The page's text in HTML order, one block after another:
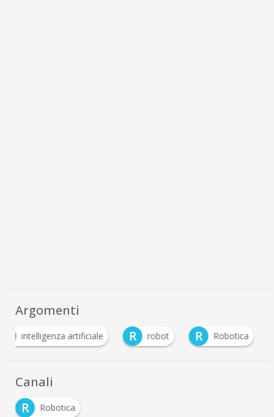
Argomenti
intelligenza artificiale R robot R Robotica
Canali
R
Robotica